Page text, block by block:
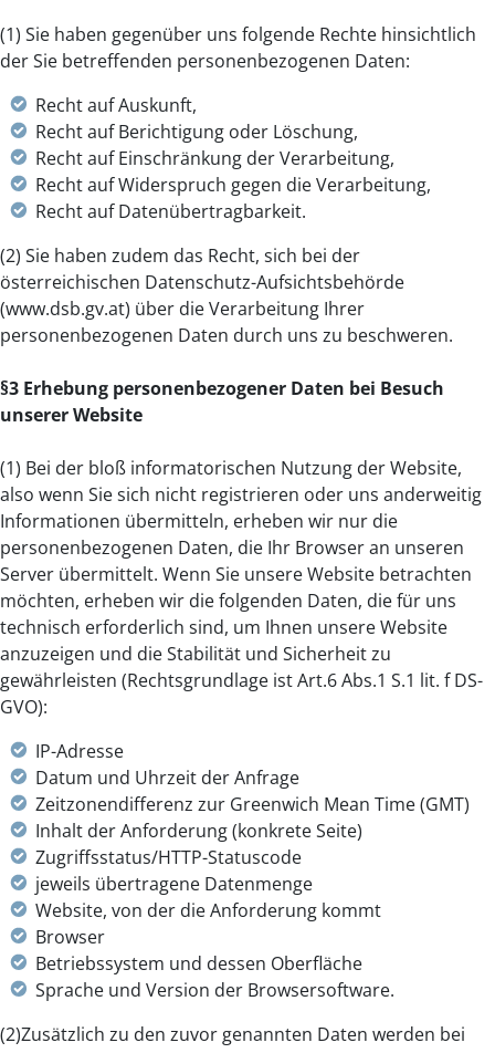
(1) Sie haben gegenüber uns folgende Rechte hinsichtlich
der Sie betreffenden personenbezogenen Daten:
Recht auf Auskunft,
Recht auf Berichtigung oder Löschung,
Recht auf Einschränkung der Verarbeitung,
Recht auf Widerspruch gegen die Verarbeitung,
Recht auf Datenübertragbarkeit.
(2) Sie haben zudem das Recht, sich bei der
österreichischen Datenschutz-Aufsichtsbehörde
(www.dsb.gv.at) über die Verarbeitung Ihrer
personenbezogenen Daten durch uns zu beschweren.
§3 Erhebung personenbezogener Daten bei Besuch
unserer Website
(1) Bei der bloß informatorischen Nutzung der Website,
also wenn Sie sich nicht registrieren oder uns anderweitig
Informationen übermitteln, erheben wir nur die
personenbezogenen Daten, die Ihr Browser an unseren
Server übermittelt. Wenn Sie unsere Website betrachten
möchten, erheben wir die folgenden Daten, die für uns
technisch erforderlich sind, um Ihnen unsere Website
anzuzeigen und die Stabilität und Sicherheit zu
gewährleisten (Rechtsgrundlage ist Art.6 Abs.1 S.1 lit. f DS-
GVO):
IP-Adresse
Datum und Uhrzeit der Anfrage
Zeitzonendifferenz zur Greenwich Mean Time (GMT)
Inhalt der Anforderung (konkrete Seite)
Zugriffsstatus/HTTP-Statuscode
jeweils übertragene Datenmenge
Website, von der die Anforderung kommt
Browser
Betriebssystem und dessen Oberfläche
Sprache und Version der Browsersoftware.
(2)Zusätzlich zu den zuvor genannten Daten werden bei